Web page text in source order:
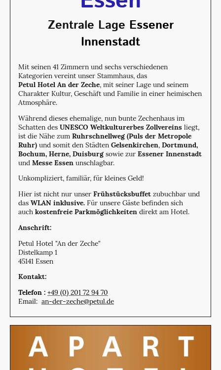
Zentrale Lage Essener
Innenstadt
Mit seinen 41 Zimmern und sechs verschiedenen
Kategorien vereint unser Stammhaus, das
Petul Hotel An der Zeche, mit seiner Lage und seinem
Charakter Kultur, Geschäft und Familie in einer heimischen
Atmosphäre.
Während dieses ehemalige, nun bunte Zechenhaus im
Schatten des UNESCO Weltkulturerbes Zollvereins liegt,
ist die Nähe zum Ruhrschnellweg (Puls der Metropole
Ruhr) und somit den Städten Gelsenkirchen, Dortmund,
Bochum, Herne, Duisburg sowie zur Essener Innenstadt
und Messe Essen unschlagbar.
Unkompliziert, familiär, für kleines Geld!
Hier ist nicht nur unser Frühstücksbuffet zubuchbar und
das WLAN inklusive. Für unsere Gäste befinden sich
auch kostenfreie Parkmöglichkeiten direkt am Hotel.
Anschrift:
Petul Hotel "An der Zeche"
Distelkamp 1
45141 Essen
Kontakt:
Telefon : +49 (0) 201 72 94 70
Email: an-der-zeche@petul.de